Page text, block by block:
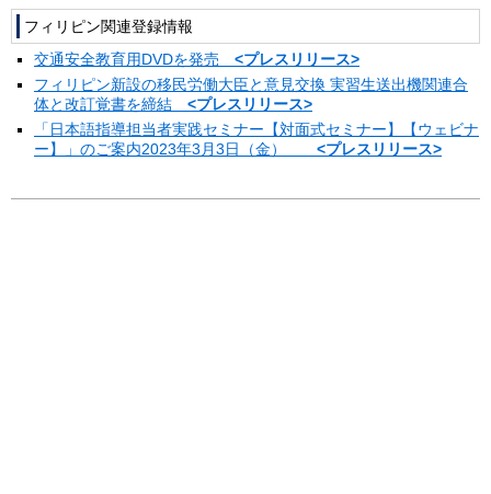
フィリピン関連登録情報
交通安全教育用DVDを発売 <プレスリリース>
フィリピン新設の移民労働大臣と意見交換 実習生送出機関連合
体と改訂覚書を締結 <プレスリリース>
「日本語指導担当者実践セミナー【対面式セミナー】【ウェビナ
ー】」のご案内2023年3月3日（金） <プレスリリース>